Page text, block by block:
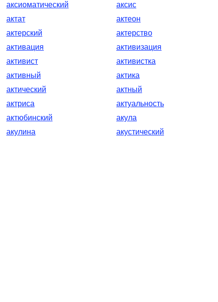
аксиоматический
аксис
актат
актеон
актерский
актерство
активация
активизация
активист
активистка
активный
актика
актический
актный
актриса
актуальность
актюбинский
акула
акулина
акустический